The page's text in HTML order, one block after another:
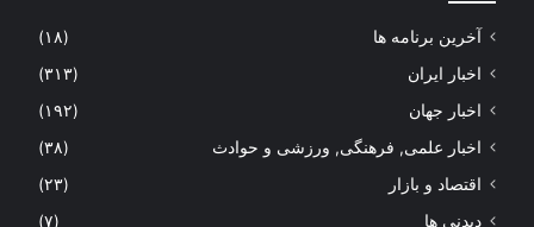
آخرین برنامه ها
(۱۸)
اخبار ایران
(۳۱۳)
اخبار جهان
(۱۹۲)
اخبار علمی, فرهنگی, ورزشی و حوادث
(۳۸)
اقتصاد و بازار
(۲۳)
دیدنی ها
(۷)